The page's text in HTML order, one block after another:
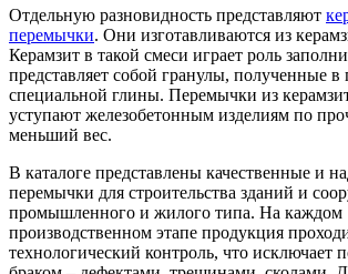
Отдельную разновидность представляют
перемычки. Они изготавливаются из
Керамзит в такой смеси играет роль
представляет собой гранулы, полученные в
специальной глины. Перемычки из
уступают железобетонным изделиям по
меньший вес.
В каталоге представлены качественные и
перемычки для строительства зданий и
промышленного и жилого типа. На каждом
производственном этапе продукция
технологический контроль, что исключает